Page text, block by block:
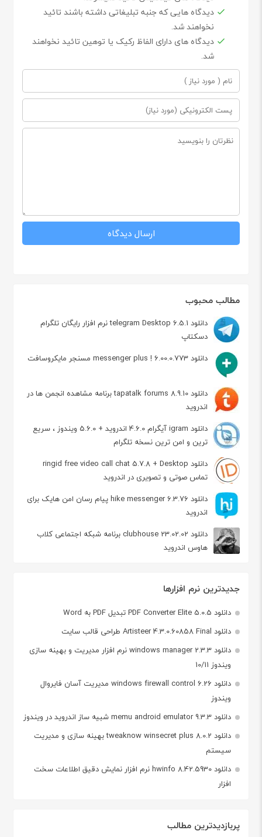
مطالب محبوب
دانلود telegram Desktop 6.5.1 نرم افزار رایگان تلگرام
دسکتاپ
دانلود messenger plus ! 6.00.0.773 مسنجر مایکروسافت
دانلود tapatalk forums 8.9.10 برنامه مشاهده انجمن ها در
اندروید
دانلود igram آیگرام 4.6.0 اندروید + 5.6.0 ویندوز ، سریع
ترین و امن ترین نسخه تلگرام
دانلود ringid free video call chat 5.7.8 + Desktop
تماس صوتی و تصویری در اندروید
دانلود hike messenger 6.3.76 پیام‌ رسان‌ امن هایک برای
اندروید
دانلود clubhouse 23.02.02 برنامه شبکه اجتماعی کلاب
هاوس اندروید
جدیدترین نرم افزارها
دانلود PDF Converter Elite 5.0.5 تبدیل PDF به Word
دانلود Artisteer 4.3.0.60858 Final طراحی قالب سایت
دانلود windows manager 2.3.3 نرم افزار مدیریت و بهینه سازی
ویندوز 10/11
دانلود windows firewall control 6.26 مدیریت آسان فایروال
ویندوز
دانلود memu android emulator 9.3.3 شبیه ساز اندروید در ویندوز
دانلود tweaknow winsecret plus 8.0.2 بهینه سازی و مدیریت
سیستم
دانلود hwinfo 8.42.5930 نرم افزار نمایش دقیق اطلاعات سخت
افزار
پربازدیدترین مطالب
دیدگاه هایی که جنبه تبلیغاتی داشته باشند تائید
نخواهند شد.
دیدگاه های دارای الفاظ رکیک یا توهین تائید نخواهند
شد.